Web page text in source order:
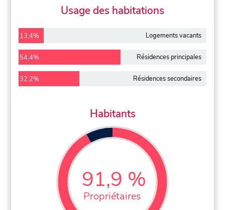
Usage des habitations
13,4% Logements vacants
54,4% Résidences principales
32,2% Résidences secondaires
Habitants
91,9 %
Propriétaires